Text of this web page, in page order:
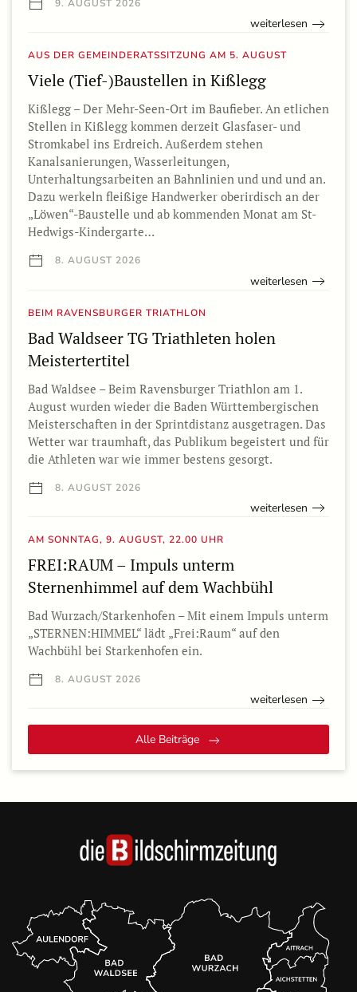
9. AUGUST 2026
weiterlesen
AUS DER GEMEINDERATSSITZUNG AM 5. AUGUST
Viele (Tief-)Baustellen in Kißlegg
Kißlegg – Der Mehr-Seen-Ort im Baufieber. An etlichen
Stellen in Kißlegg kommen derzeit Glasfaser- und
Stromkabel ins Erdreich. Außerdem stehen
Kanalsanierungen, Wasserleitungen,
Unterhaltungsarbeiten an Bahnlinien und und und an.
Dazu werkeln fleißige Handwerker oberirdisch an der
„Löwen“-Baustelle und ab kommenden Monat am St-
Hedwigs-Kindergarte…
8. AUGUST 2026
weiterlesen
BEIM RAVENSBURGER TRIATHLON
Bad Waldseer TG Triathleten holen
Meistertertitel
Bad Waldsee – Beim Ravensburger Triathlon am 1.
August wurden wieder die Baden Württembergischen
Meisterschaften in der Sprintdistanz ausgetragen. Das
Wetter war traumhaft, das Publikum begeistert und für
die Athleten war wie immer bestens gesorgt.
8. AUGUST 2026
weiterlesen
AM SONNTAG, 9. AUGUST, 22.00 UHR
FREI:RAUM – Impuls unterm
Sternenhimmel auf dem Wachbühl
Bad Wurzach/Starkenhofen – Mit einem Impuls unterm
„STERNEN:HIMMEL“ lädt „Frei:Raum“ auf den
Wachbühl bei Starkenhofen ein.
8. AUGUST 2026
weiterlesen
Alle Beiträge